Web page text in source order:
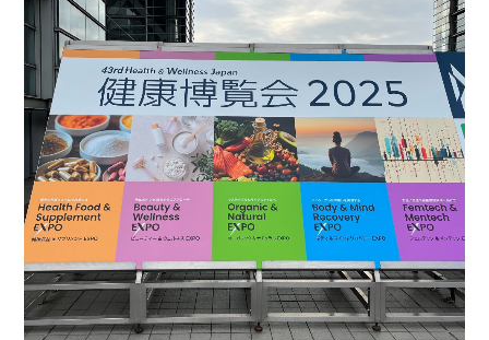
スカイ・フード通信
お問い合わせ
オンラインショップ
取扱店舗情報
ショールーム